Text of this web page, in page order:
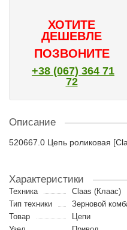
ХОТИТЕ
ДЕШЕВЛЕ
ПОЗВОНИТЕ
+38 (067) 364 71
72
Описание
520667.0 Цепь роликовая
Характеристики
Техника
Claas (Клаас)
Тип техники
Зерновой
Товар
Цепи